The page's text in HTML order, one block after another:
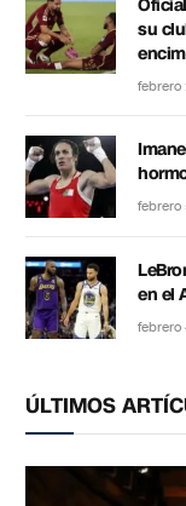
su
febrero
febrero
en el
febrero
ÚLTIMOS